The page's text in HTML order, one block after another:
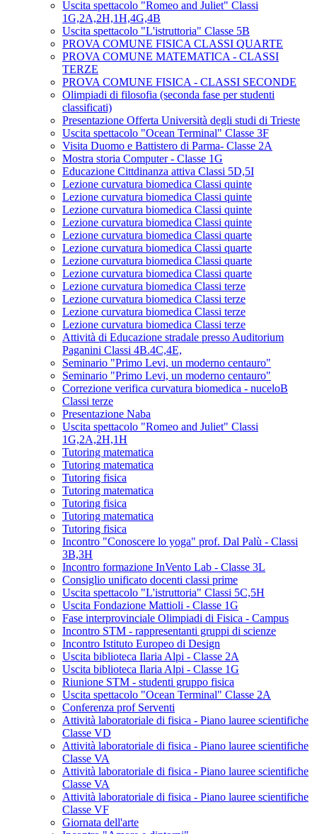
Uscita spettacolo "Romeo and Juliet" Classi
1G,2A,2H,1H,4G,4B
Uscita spettacolo "L'istruttoria" Classe 5B
PROVA COMUNE FISICA CLASSI QUARTE
PROVA COMUNE MATEMATICA - CLASSI
TERZE
PROVA COMUNE FISICA - CLASSI SECONDE
Olimpiadi di filosofia (seconda fase per studenti
classificati)
Presentazione Offerta Università degli studi di Trieste
Uscita spettacolo "Ocean Terminal" Classe 3F
Visita Duomo e Battistero di Parma- Classe 2A
Mostra storia Computer - Classe 1G
Educazione Cittdinanza attiva Classi 5D,5I
Lezione curvatura biomedica Classi quinte
Lezione curvatura biomedica Classi quinte
Lezione curvatura biomedica Classi quinte
Lezione curvatura biomedica Classi quinte
Lezione curvatura biomedica Classi quarte
Lezione curvatura biomedica Classi quarte
Lezione curvatura biomedica Classi quarte
Lezione curvatura biomedica Classi quarte
Lezione curvatura biomedica Classi terze
Lezione curvatura biomedica Classi terze
Lezione curvatura biomedica Classi terze
Lezione curvatura biomedica Classi terze
Attività di Educazione stradale presso Auditorium
Paganini Classi 4B.4C,4E,
Seminario "Primo Levi, un moderno centauro"
Seminario "Primo Levi, un moderno centauro"
Correzione verifica curvatura biomedica - nuceloB
Classi terze
Presentazione Naba
Uscita spettacolo "Romeo and Juliet" Classi
1G,2A,2H,1H
Tutoring matematica
Tutoring matematica
Tutoring fisica
Tutoring matematica
Tutoring fisica
Tutoring matematica
Tutoring fisica
Incontro "Conoscere lo yoga" prof. Dal Palù - Classi
3B,3H
Incontro formazione InVento Lab - Classe 3L
Consiglio unificato docenti classi prime
Uscita spettacolo "L'istruttoria" Classi 5C,5H
Uscita Fondazione Mattioli - Classe 1G
Fase interprovinciale Olimpiadi di Fisica - Campus
Incontro STM - rappresentanti gruppi di scienze
Incontro Istituto Europeo di Design
Uscita biblioteca Ilaria Alpi - Classe 2A
Uscita biblioteca Ilaria Alpi - Classe 1G
Riunione STM - studenti gruppo fisica
Uscita spettacolo "Ocean Terminal" Classe 2A
Conferenza prof Serventi
Attività laboratoriale di fisica - Piano lauree scientifiche
Classe VD
Attività laboratoriale di fisica - Piano lauree scientifiche
Classe VA
Attività laboratoriale di fisica - Piano lauree scientifiche
Classe VA
Attività laboratoriale di fisica - Piano lauree scientifiche
Classe VF
Giornata dell'arte